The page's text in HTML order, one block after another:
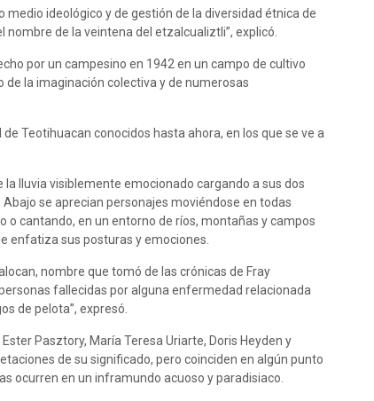
ideológico y de gestión de la diversidad étnica de
de la veintena del etzalcualiztli”, explicó.
por un campesino en 1942 en un campo de cultivo
de la imaginación colectiva y de numerosas
Teotihuacan conocidos hasta ahora, en los que se ve a
lluvia visiblemente emocionado cargando a sus dos
se aprecian personajes moviéndose en todas
cantando, en un entorno de ríos, montañas y campos
enfatiza sus posturas y emociones.
nombre que tomó de las crónicas de Fray
fallecidas por alguna enfermedad relacionada
de pelota”, expresó.
Pasztory, María Teresa Uriarte, Doris Heyden y
de su significado, pero coinciden en algún punto
ocurren en un inframundo acuoso y paradisiaco.